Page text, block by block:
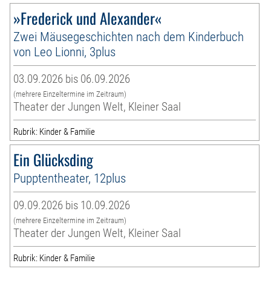
»Frederick und Alexander«
Zwei Mäusegeschichten nach dem Kinderbuch
von Leo Lionni, 3plus
03.09.2026 bis 06.09.2026
(mehrere Einzeltermine im Zeitraum)
Theater der Jungen Welt, Kleiner Saal
Rubrik: Kinder & Familie
Ein Glücksding
Pupptentheater, 12plus
09.09.2026 bis 10.09.2026
(mehrere Einzeltermine im Zeitraum)
Theater der Jungen Welt, Kleiner Saal
Rubrik: Kinder & Familie